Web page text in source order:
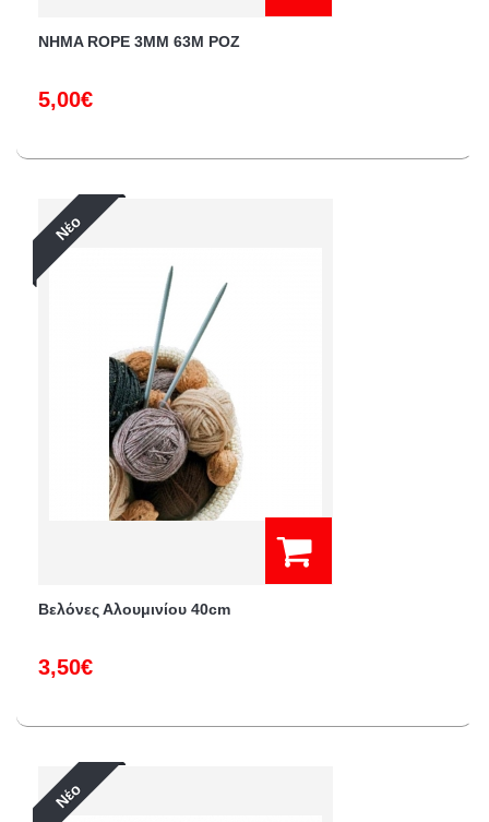
NHMA ROPE 3ΜΜ 63M ΡΟΖ
5,00€
Νέο
Βελόνες Αλουμινίου 40cm
3,50€
Νέο